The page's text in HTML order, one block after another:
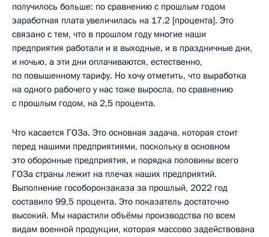
получилось больше: по сравнению с прошлым годом
заработная плата увеличилась на 17,2 [процента]. Это
связано с тем, что в прошлом году многие наши
предприятия работали и в выходные, и в праздничные дни,
и ночью, а эти дни оплачиваются, естественно,
по повышенному тарифу. Но хочу отметить, что выработка
на одного рабочего у нас тоже выросла, по сравнению
с прошлым годом, на 2,5 процента.
Что касается ГОЗа. Это основная задача, которая стоит
перед нашими предприятиями, поскольку в основном
это оборонные предприятия, и порядка половины всего
ГОЗа страны лежит на плечах наших предприятий.
Выполнение гособоронзаказа за прошлый, 2022 год
составило 99,5 процента. Это показатель достаточно
высокий. Мы нарастили объёмы производства по всем
видам военной продукции, которая массово задействована